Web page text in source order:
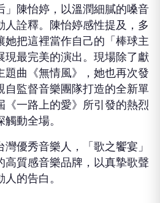
」陳怡婷，以溫潤細膩的嗓音
人詮釋。陳怡婷感性提及，多
她把這裡當作自己的「棒球主
現最完美的演出。現場除了獻
題曲《無情風》，她也再次發
自監督音樂團隊打造的全新單
《一路上的愛》所引發的熱烈
動全場。
優秀音樂人，「歌之饗宴」
高質感音樂品牌，以真摯歌聲
的告白。